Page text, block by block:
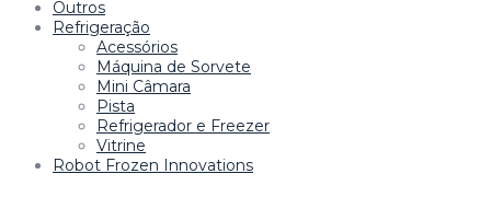
Outros
Refrigeração
Acessórios
Máquina de Sorvete
Mini Câmara
Pista
Refrigerador e Freezer
Vitrine
Robot Frozen Innovations